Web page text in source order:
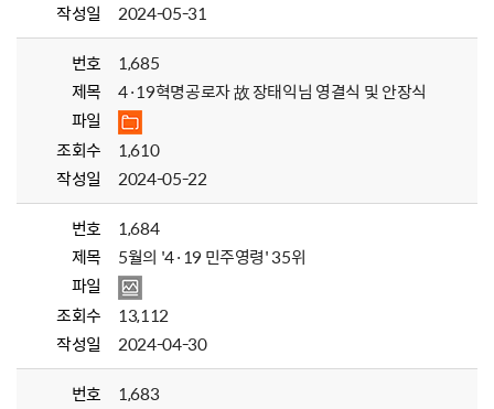
작성일
2024-05-31
번호
1,685
제목
4·19혁명공로자 故 장태익님 영결식 및 안장식
파일
조회수
1,610
작성일
2024-05-22
번호
1,684
제목
5월의 '4·19 민주영령' 35위
파일
조회수
13,112
작성일
2024-04-30
번호
1,683